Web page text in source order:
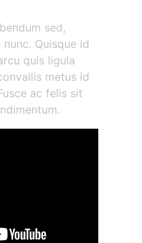
sed,
Quisque id
quis ligula
metus id
ac felis sit